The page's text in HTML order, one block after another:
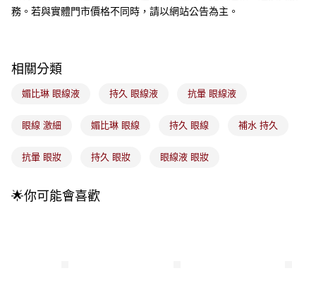
1.本服務係由「台灣大哥大股份有限公司」（以下簡稱本公司）所提供，讓
由本公司與您本人進行分期帳單所需資料之確認、核對及更正。
付款後7-11取貨
每筆NT$100，滿NT$899(含以上)免運費
付款後門市自取
務。若與實體門市價格不同時，請以網站公告為主。
相關分類
媚比琳 眼線液 持久 眼線液 抗暈 眼線液
眼線 激細 媚比琳 眼線 持久 眼線 補水 持久
抗暈 眼妝 持久 眼妝 眼線液 眼妝
🌟你可能會喜歡